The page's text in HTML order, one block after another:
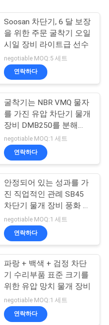
Soosan 차단기, 6 달 보장
을 위한 주문 굴착기 오일
시일 장비 라이트급 선수
negotiable MOQ:5 세트
연락하다
굴착기는 NBR VMQ 물자
를 가진 유압 차단기 물개
장비 DMB250를 분해합
니다
negotiable MOQ:1 세트
연락하다
안정되어 있는 성과를 가
진 직업적인 관례 SB45
차단기 물개 장비 풍화 저
항
negotiable MOQ:1 세트
연락하다
파랑 + 백색 + 검정 차단
기 수리부품 표준 크기를
위한 유압 망치 물개 장비
negotiable MOQ:1 세트
연락하다